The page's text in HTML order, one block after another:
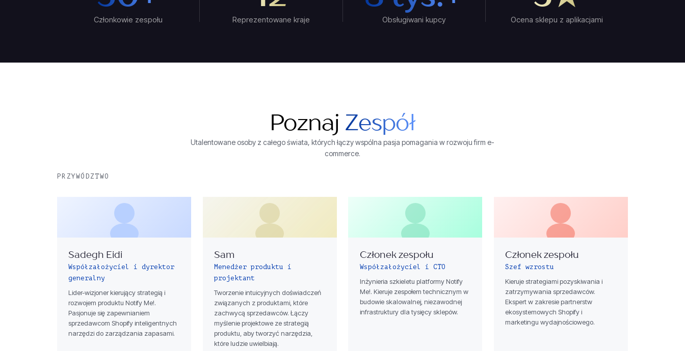
Członkowie zespołu Reprezentowane kraje Obsługiwani kupcy Ocena sklepu z aplikacjami
Poznaj Zespół
Utalentowane osoby z całego świata, których łączy wspólna pasja pomagania w rozwoju firm e-
commerce.
PRZYWÓDZTWO
Sadegh Eidi
Współzałożyciel i dyrektor
generalny
Lider-wizjoner kierujący strategią i
rozwojem produktu Notify Me!.
Pasjonuje się zapewnianiem
sprzedawcom Shopify inteligentnych
narzędzi do zarządzania zapasami.
Sam
Menedżer produktu i
projektant
Tworzenie intuicyjnych doświadczeń
związanych z produktami, które
zachwycą sprzedawców. Łączy
myślenie projektowe ze strategią
produktu, aby tworzyć narzędzia,
które ludzie uwielbiają.
Członek zespołu
Współzałożyciel i CTO
Inżynieria szkieletu platformy Notify
Me!. Kieruje zespołem technicznym w
budowie skalowalnej, niezawodnej
infrastruktury dla tysięcy sklepów.
Członek zespołu
Szef wzrostu
Kieruje strategiami pozyskiwania i
zatrzymywania sprzedawców.
Ekspert w zakresie partnerstw
ekosystemowych Shopify i
marketingu wydajnościowego.